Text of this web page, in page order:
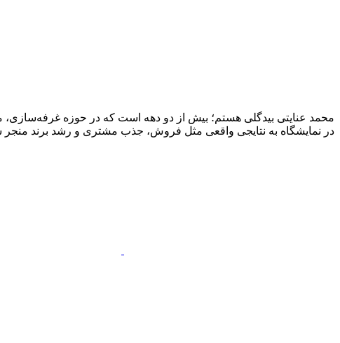
محمد عنایتی بیدگلی هستم؛ بیش از دو دهه است که در حوزه غرفه‌سازی،
در نمایشگاه به نتایجی واقعی مثل فروش، جذب مشتری و رشد برند منجر